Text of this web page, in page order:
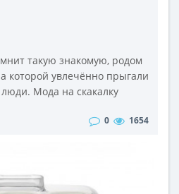
такую знакомую, родом
которой увлечённо прыгали
Мода на скакалку
залы и в
механизм..
0 1654